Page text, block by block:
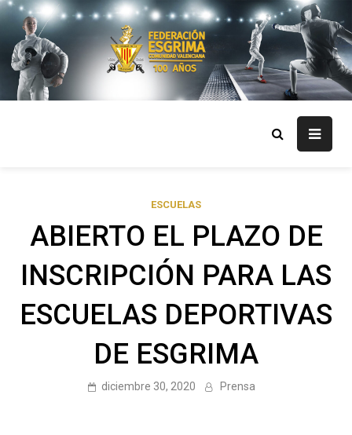
Skip
content
ESCUELAS
ABIERTO EL PLAZO DE
INSCRIPCIÓN PARA LAS
ESCUELAS DEPORTIVAS
DE ESGRIMA
diciembre 30, 2020 Prensa